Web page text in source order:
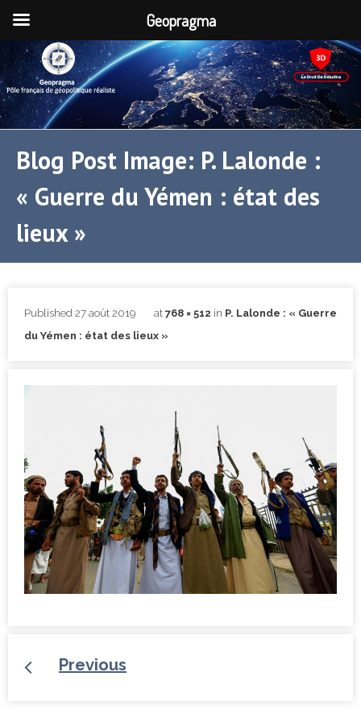
Blog Post Image: P. Lalonde :
« Guerre du Yémen : état des
lieux »
Published 27 août 2019 at 768 × 512 in P. Lalonde : « Guerre
du Yémen : état des lieux »
Previous
Geopragma